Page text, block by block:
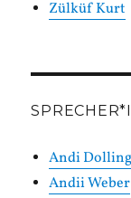
Zülküf Kurt
Andi
Andii Weber